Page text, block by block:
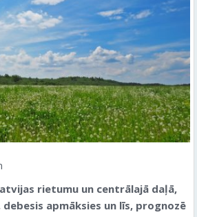
rietumu un centrālajā daļā,
apmāksies un līs, prognozē